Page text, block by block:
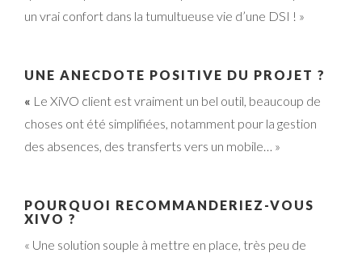
un vrai confort dans la tumultueuse vie d’une DSI ! »
UNE ANECDOTE POSITIVE DU PROJET ?
« Le XiVO client est vraiment un bel outil, beaucoup de
choses ont été simplifiées, notamment pour la gestion
des absences, des transferts vers un mobile… »
POURQUOI RECOMMANDERIEZ-VOUS
XIVO ?
« Une solution souple à mettre en place, très peu de